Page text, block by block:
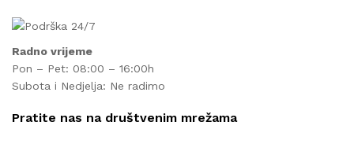
Radno vrijeme
Pon – Pet: 08:00 – 16:00h
Subota i Nedjelja: Ne radimo
Pratite nas na društvenim mrežama